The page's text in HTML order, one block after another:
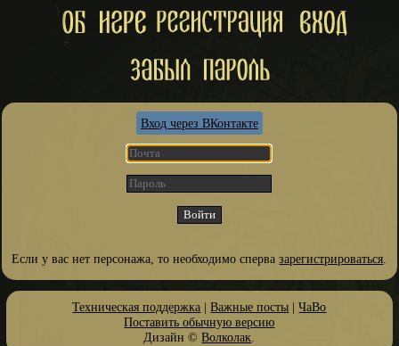
Вход через ВКонтакте
Если у вас нет персонажа, то необходимо спервазарегистрироваться
Техническая поддержка |Важные посты |ЧаВо
Поставить обычную версию
Дизайн ©Волколак.